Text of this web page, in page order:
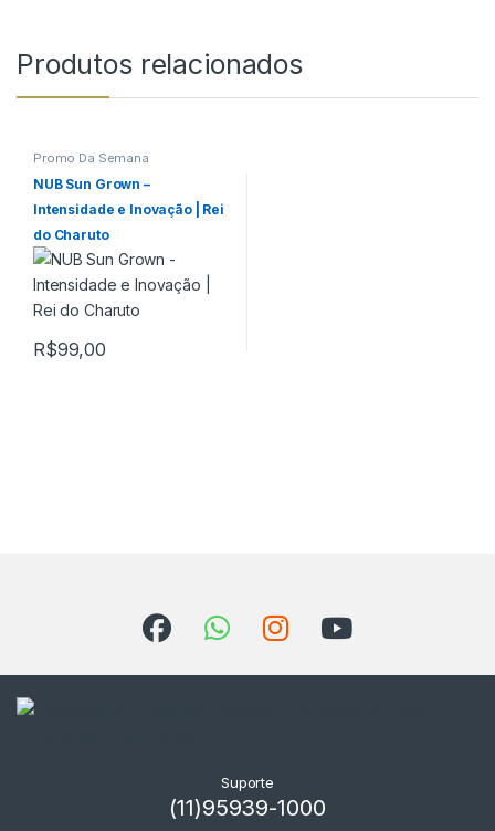
Produtos relacionados
Promo Da Semana
NUB Sun Grown –
Intensidade e Inovação | Rei
do Charuto
R$99,00
Suporte
(11)95939-1000